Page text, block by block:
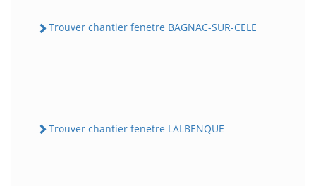
Trouver chantier fenetre BAGNAC-SUR-CELE
Trouver chantier fenetre LALBENQUE